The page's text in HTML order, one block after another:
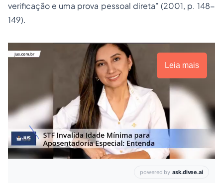
verificação e uma prova pessoal direta” (2001, p. 148-
149).
Leia mais